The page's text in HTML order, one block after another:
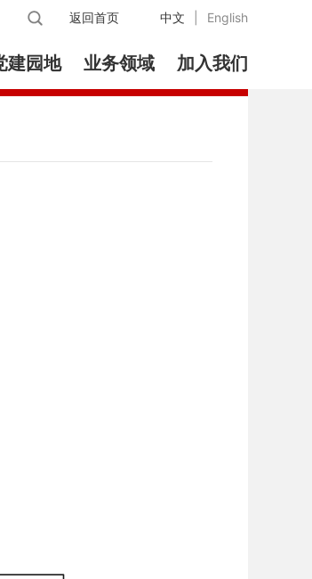
中文 English
返回首页
建园地 业务领域 加入我们